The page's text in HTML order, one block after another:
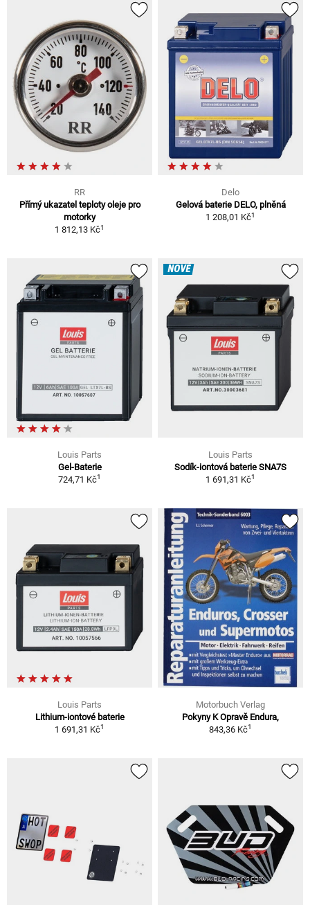
RR
Přímý ukazatel teploty oleje pro
motorky
1 812,13 Kč1
Delo
Gelová baterie DELO, plněná
1 208,01 Kč1
Louis Parts
Gel-Baterie
724,71 Kč1
NOVÉ
Louis Parts
Sodík-iontová baterie SNA7S
1 691,31 Kč1
Louis Parts
Lithium-iontové baterie
1 691,31 Kč1
Motorbuch Verlag
Pokyny K Opravě Endura,
843,36 Kč1